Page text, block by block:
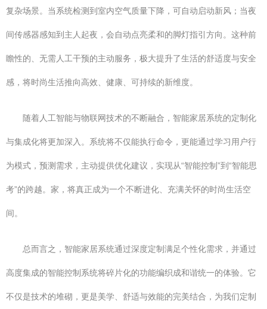
复杂场景。当系统检测到室内空气质量下降，可自动启动新风；当夜
间传感器感知到主人起夜，会自动点亮柔和的脚灯指引方向。这种前
瞻性的、无需人工干预的主动服务，极大提升了生活的舒适度与安全
感，将时尚生活推向高效、健康、可持续的新维度。
随着人工智能与物联网技术的不断融合，智能家居系统的定制化
与集成化将更加深入。系统将不仅能执行命令，更能通过学习用户行
为模式，预测需求，主动提供优化建议，实现从“智能控制”到“智能思
考”的跨越。家，将真正成为一个不断进化、充满关怀的时尚生活空
间。
总而言之，智能家居系统通过深度定制满足个性化需求，并通过
高度集成的智能控制系统将碎片化的功能编织成和谐统一的体验。它
不仅是技术的堆砌，更是美学、舒适与效能的完美结合，为我们定制